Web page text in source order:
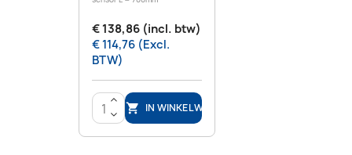
€ 138,86 (incl. btw)
€ 114,76 (Excl.
BTW)
>
<
 IN WINKELWAGEN